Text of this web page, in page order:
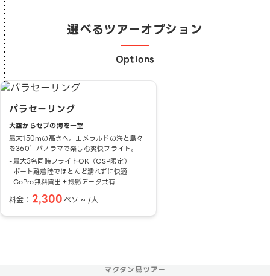
選べるツアーオプション
Options
パラセーリング
大空からセブの海を一望
最大150mの高さへ。エメラルドの海と島々
を360°パノラマで楽しむ爽快フライト。
最大3名同時フライトOK（CSP限定）
ボート離着陸でほとんど濡れずに快適
GoPro無料貸出＋撮影データ共有
料金： 2,300 ペソ ~ /人
マクタン島ツアー